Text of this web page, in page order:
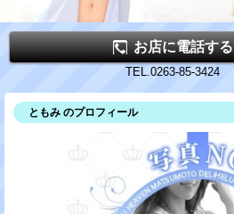
お店に電話する
TEL.0263-85-3424
ともみ のプロフィール